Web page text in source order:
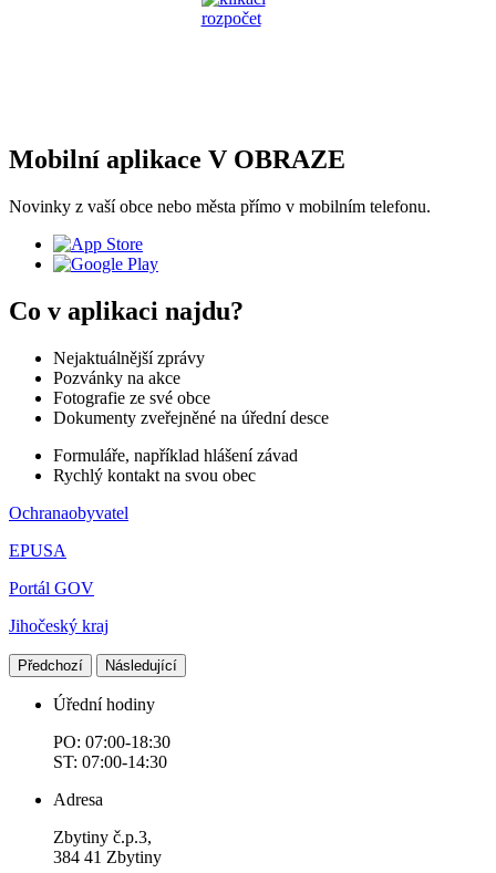
Mobilní aplikace V OBRAZE
Novinky z vaší obce nebo města přímo v mobilním telefonu.
Co v aplikaci najdu?
Nejaktuálnější zprávy
Pozvánky na akce
Fotografie ze své obce
Dokumenty zveřejněné na úřední desce
Formuláře, například hlášení závad
Rychlý kontakt na svou obec
Ochranaobyvatel
EPUSA
Portál GOV
Jihočeský kraj
Předchozí Následující
Úřední hodiny
PO: 07:00-18:30
ST: 07:00-14:30
Adresa
Zbytiny č.p.3,
384 41 Zbytiny